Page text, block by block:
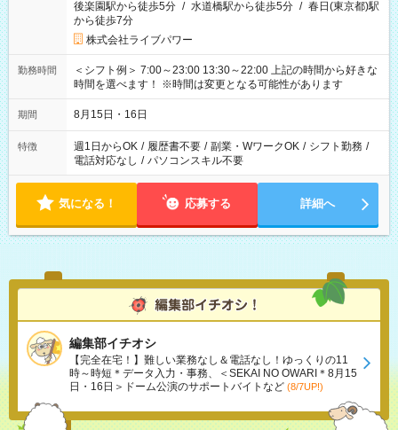
後楽園駅から徒歩5分 / 水道橋駅から徒歩5分 / 春日(東京都)駅
から徒歩7分
株式会社ライブパワー
勤務時間
＜シフト例＞ 7:00～23:00 13:30～22:00 上記の時間から好きな
時間を選べます！ ※時間は変更となる可能性があります
期間 8月15日・16日
特徴 週1日からOK / 履歴書不要 / 副業・WワークOK / シフト勤務 /
電話対応なし / パソコンスキル不要
気になる！ 応募する 詳細へ
編集部イチオシ
【完全在宅！】難しい業務なし＆電話なし！ゆっくりの11
時～時短＊データ入力・事務、＜SEKAI NO OWARI＊8月15
日・16日＞ドーム公演のサポートバイトなど (8/7UP!)